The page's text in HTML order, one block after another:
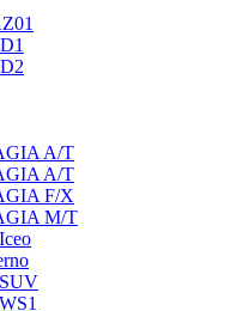
A/T
A/T
F/X
M/T